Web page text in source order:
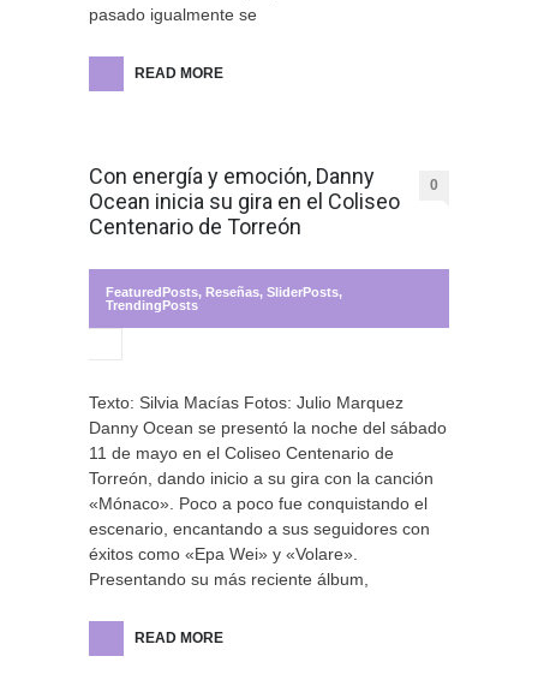
pasado igualmente se
READ MORE
Con energía y emoción, Danny
Ocean inicia su gira en el Coliseo
Centenario de Torreón
0
FeaturedPosts, Reseñas, SliderPosts,
TrendingPosts
Texto: Silvia Macías Fotos: Julio Marquez
Danny Ocean se presentó la noche del sábado
11 de mayo en el Coliseo Centenario de
Torreón, dando inicio a su gira con la canción
«Mónaco». Poco a poco fue conquistando el
escenario, encantando a sus seguidores con
éxitos como «Epa Wei» y «Volare».
Presentando su más reciente álbum,
READ MORE